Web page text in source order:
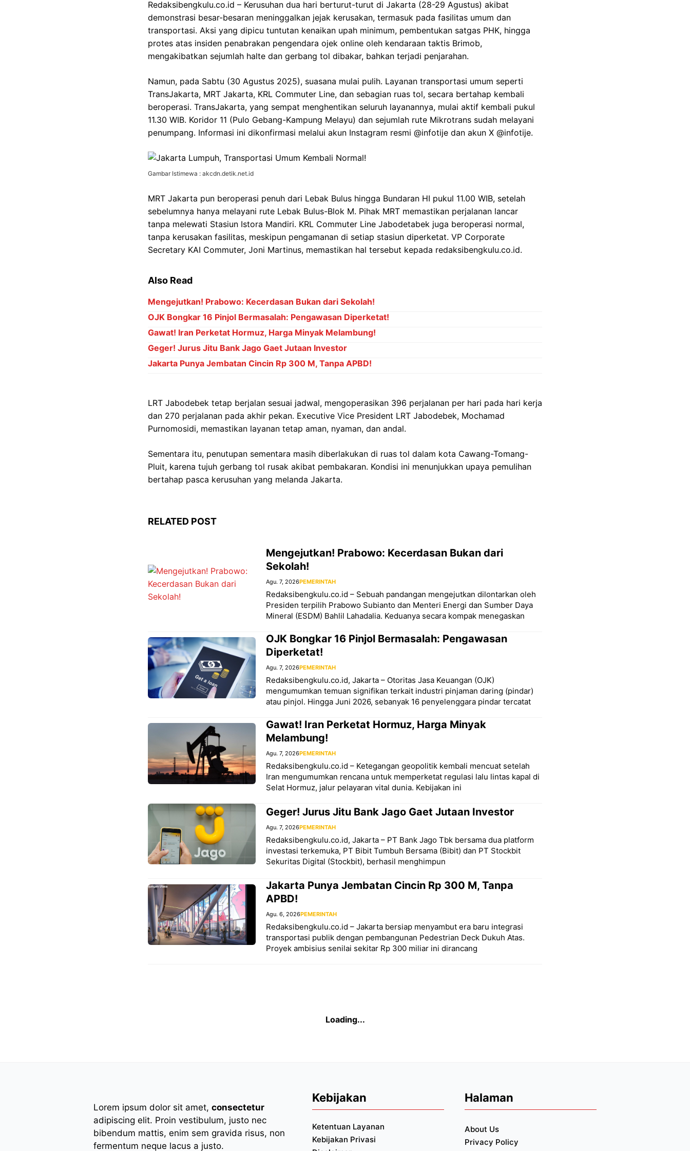
Redaksibengkulu.co.id – Kerusuhan dua hari berturut-turut di Jakarta (28-29 Agustus) akibat
demonstrasi besar-besaran meninggalkan jejak kerusakan, termasuk pada fasilitas umum dan
transportasi. Aksi yang dipicu tuntutan kenaikan upah minimum, pembentukan satgas PHK, hingga
protes atas insiden penabrakan pengendara ojek online oleh kendaraan taktis Brimob,
mengakibatkan sejumlah halte dan gerbang tol dibakar, bahkan terjadi penjarahan.
Namun, pada Sabtu (30 Agustus 2025), suasana mulai pulih. Layanan transportasi umum seperti
TransJakarta, MRT Jakarta, KRL Commuter Line, dan sebagian ruas tol, secara bertahap kembali
beroperasi. TransJakarta, yang sempat menghentikan seluruh layanannya, mulai aktif kembali pukul
11.30 WIB. Koridor 11 (Pulo Gebang-Kampung Melayu) dan sejumlah rute Mikrotrans sudah melayani
penumpang. Informasi ini dikonfirmasi melalui akun Instagram resmi @infotije dan akun X @infotije.
Gambar Istimewa : akcdn.detik.net.id
MRT Jakarta pun beroperasi penuh dari Lebak Bulus hingga Bundaran HI pukul 11.00 WIB, setelah
sebelumnya hanya melayani rute Lebak Bulus-Blok M. Pihak MRT memastikan perjalanan lancar
tanpa melewati Stasiun Istora Mandiri. KRL Commuter Line Jabodetabek juga beroperasi normal,
tanpa kerusakan fasilitas, meskipun pengamanan di setiap stasiun diperketat. VP Corporate
Secretary KAI Commuter, Joni Martinus, memastikan hal tersebut kepada redaksibengkulu.co.id.
Also Read
Mengejutkan! Prabowo: Kecerdasan Bukan dari Sekolah!
OJK Bongkar 16 Pinjol Bermasalah: Pengawasan Diperketat!
Gawat! Iran Perketat Hormuz, Harga Minyak Melambung!
Geger! Jurus Jitu Bank Jago Gaet Jutaan Investor
Jakarta Punya Jembatan Cincin Rp 300 M, Tanpa APBD!
LRT Jabodebek tetap berjalan sesuai jadwal, mengoperasikan 396 perjalanan per hari pada hari kerja
dan 270 perjalanan pada akhir pekan. Executive Vice President LRT Jabodebek, Mochamad
Purnomosidi, memastikan layanan tetap aman, nyaman, dan andal.
Sementara itu, penutupan sementara masih diberlakukan di ruas tol dalam kota Cawang-Tomang-
Pluit, karena tujuh gerbang tol rusak akibat pembakaran. Kondisi ini menunjukkan upaya pemulihan
bertahap pasca kerusuhan yang melanda Jakarta.
RELATED POST
Mengejutkan! Prabowo: Kecerdasan Bukan dari
Sekolah!
Agu. 7, 2026PEMERINTAH
Redaksibengkulu.co.id – Sebuah pandangan mengejutkan dilontarkan oleh
Presiden terpilih Prabowo Subianto dan Menteri Energi dan Sumber Daya
Mineral (ESDM) Bahlil Lahadalia. Keduanya secara kompak menegaskan
OJK Bongkar 16 Pinjol Bermasalah: Pengawasan
Diperketat!
Agu. 7, 2026PEMERINTAH
Redaksibengkulu.co.id, Jakarta – Otoritas Jasa Keuangan (OJK)
mengumumkan temuan signifikan terkait industri pinjaman daring (pindar)
atau pinjol. Hingga Juni 2026, sebanyak 16 penyelenggara pindar tercatat
Gawat! Iran Perketat Hormuz, Harga Minyak
Melambung!
Agu. 7, 2026PEMERINTAH
Redaksibengkulu.co.id – Ketegangan geopolitik kembali mencuat setelah
Iran mengumumkan rencana untuk memperketat regulasi lalu lintas kapal di
Selat Hormuz, jalur pelayaran vital dunia. Kebijakan ini
Geger! Jurus Jitu Bank Jago Gaet Jutaan Investor
Agu. 7, 2026PEMERINTAH
Redaksibengkulu.co.id, Jakarta – PT Bank Jago Tbk bersama dua platform
investasi terkemuka, PT Bibit Tumbuh Bersama (Bibit) dan PT Stockbit
Sekuritas Digital (Stockbit), berhasil menghimpun
Jakarta Punya Jembatan Cincin Rp 300 M, Tanpa
APBD!
Agu. 6, 2026PEMERINTAH
Redaksibengkulu.co.id – Jakarta bersiap menyambut era baru integrasi
transportasi publik dengan pembangunan Pedestrian Deck Dukuh Atas.
Proyek ambisius senilai sekitar Rp 300 miliar ini dirancang
Geger! Trump Blokir Dana Rp80T?
setara Rp 80,6 triliun (kurs Rp 16.449). Keputusan sepihak ini langsung memicu kontroversi,
mengingat dana tersebut telah disetujui oleh Kongres AS. Peristiwa ini semakin memperuncing
perdebatan mengenai pembagian kekuasaan antara eksekutif dan legislatif dalam pengelolaan
keuangan negara.